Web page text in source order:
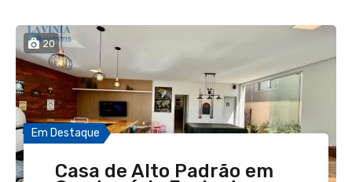
20
Em Destaque
Casa de Alto Padrão em
6
Em Destaque
Apartamento à Venda –
9
Em Destaque
Apartamento –
29
Em Destaque
APARTAMENTO À VENDA |
17
Em Destaque
Sala Comercial para